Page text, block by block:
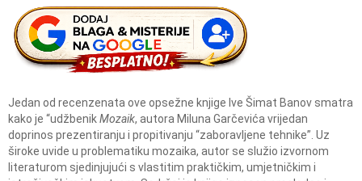
Jedan od recenzenata ove opsežne knjige Ive Šimat Banov smatra
kako je “udžbenikMozaik, autora Miluna Garčevića vrijedan
doprinos prezentiranju i propitivanju “zaboravljene tehnike”. Uz
široke uvide u problematiku mozaika, autor se služio izvornom
literaturom sjedinjujući s vlastitim praktičkim, umjetničkim i